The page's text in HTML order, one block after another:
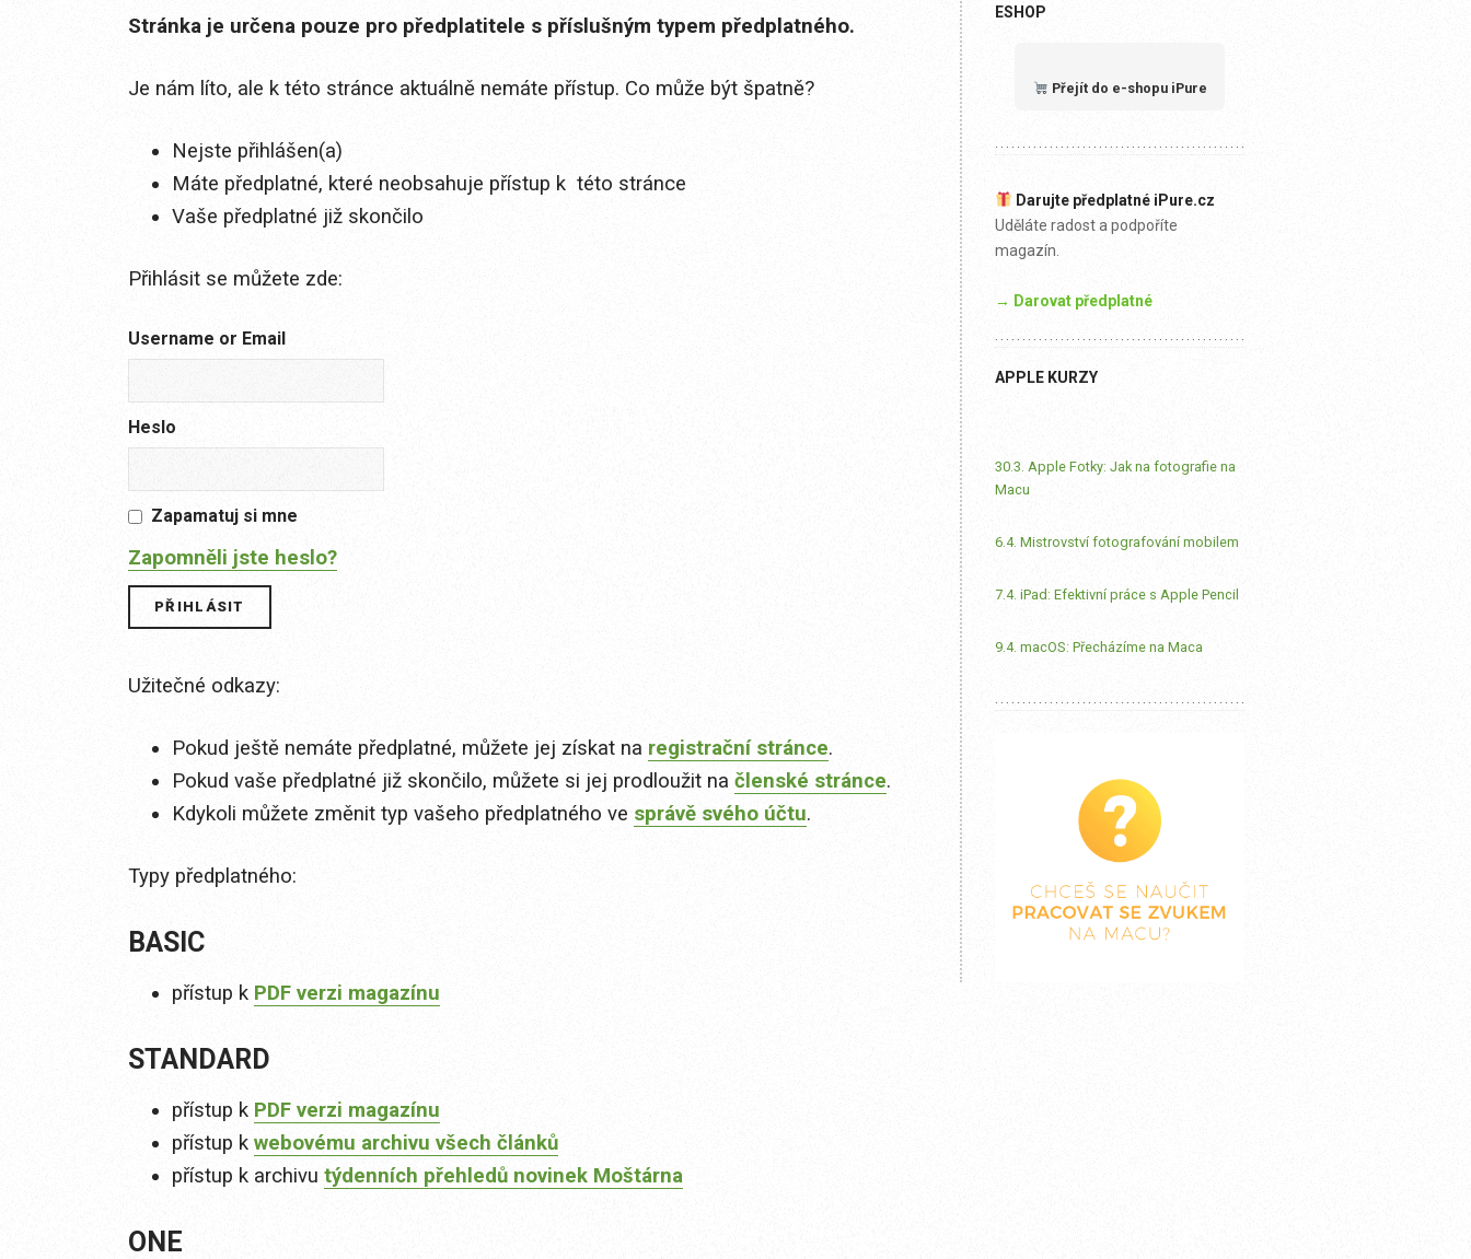
Stránka je určena pouze pro předplatitele s příslušným typem předplatného.
Je nám líto, ale k této stránce aktuálně nemáte přístup. Co může být špatně?
Nejste přihlášen(a)
Máte předplatné, které neobsahuje přístup k této stránce
Vaše předplatné již skončilo
Přihlásit se můžete zde:
Username or Email
Heslo
Zapamatuj si mne
Zapomněli jste heslo?
Užitečné odkazy:
Pokud ještě nemáte předplatné, můžete jej získat na registrační stránce.
Pokud vaše předplatné již skončilo, můžete si jej prodloužit na členské stránce.
Kdykoli můžete změnit typ vašeho předplatného ve správě svého účtu.
Typy předplatného:
BASIC
přístup k PDF verzi magazínu
STANDARD
přístup k PDF verzi magazínu
přístup k webovému archivu všech článků
přístup k archivu týdenních přehledů novinek Moštárna
ONE
ESHOP
Přejít do e-shopu iPure
Darujte předplatné iPure.cz
Uděláte radost a podpoříte
magazín.
→ Darovat předplatné
APPLE KURZY
30.3. Apple Fotky: Jak na fotografie na
Macu
6.4. Mistrovství fotografování mobilem
7.4. iPad: Efektivní práce s Apple Pencil
9.4. macOS: Přecházíme na Maca